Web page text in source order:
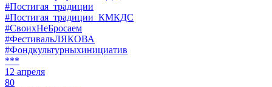
#Постигая_традиции
#Постигая_традиции_КМКДС
#СвоихНеБросаем
#ФестивальЛЯКОВА
#Фондкультурныхинициатив
***
12 апреля
80